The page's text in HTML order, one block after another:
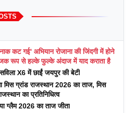
कट गई' अभियान रोजाना की जिंदगी में होने
रूप से हल्के फुल्के अंदाज में याद कराता है
X6 में छाईं जयपुर की बेटी
मिस ग्रांड राजस्थान 2026 का ताज, मिस
का प्रतिनिधित्व
ग्लैम 2026 का ताज जीता